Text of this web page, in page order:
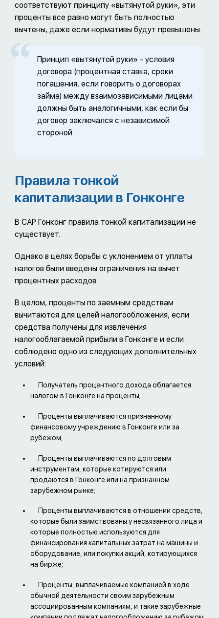
соответствуют принципу «вытянутой руки», эти
проценты все равно могут быть полностью
вычтены, даже если нормативы будут превышены.
Принцип «вытянутой руки» - условия
договора (процентная ставка, сроки
погашения, если говорить о договорах
займа) между взаимозависимыми лицами
должны быть аналогичными, как если бы
договор заключался с независимой
стороной.
Правила тонкой
капитализации в Гонконге
В САР Гонконг правила тонкой капитализации не
существует.
Однако в целях борьбы с уклонением от уплаты
налогов были введены ограничения на вычет
процентных расходов.
В целом, проценты по заемным средствам
вычитаются для целей налогообложения, если
средства получены для извлечения
налогооблагаемой прибыли в Гонконге и если
соблюдено одно из следующих дополнительных
условий:
Получатель процентного дохода облагается
налогом в Гонконге на проценты;
Проценты выплачиваются признанному
финансовому учреждению в Гонконге или за
рубежом;
Проценты выплачиваются по долговым
инструментам, которые котируются или
продаются в Гонконге или на признанном
зарубежном рынке;
Проценты выплачиваются в отношении средств,
которые были заимствованы у несвязанного лица и
которые полностью используются для
финансирования капитальных затрат на машины и
оборудование, или покупки акций, котирующихся
на бирже;
Проценты, выплачиваемые компанией в ходе
обычной деятельности своим зарубежным
ассоциированным компаниям, и такие зарубежные